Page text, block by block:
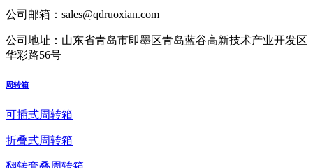
公司邮箱： sales@qdruoxian.com
公司地址： 山东省青岛市即墨区青岛蓝谷高新技术产业开发区
华彩路56号
周转箱
可插式周转箱
折叠式周转箱